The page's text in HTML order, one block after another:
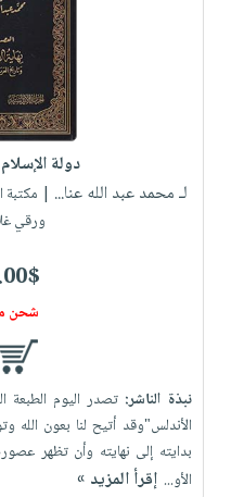
دولة
لـ محمد عبد الله عنا... | مكتبة
ورقي
شحن
نبذة الناشر: تصدر اليوم الطبعة
الأندلس"وقد أتيح لنا بعون الله
بدايته إلى نهايته وأن تظهر
الأو... إقرأ المزيد »